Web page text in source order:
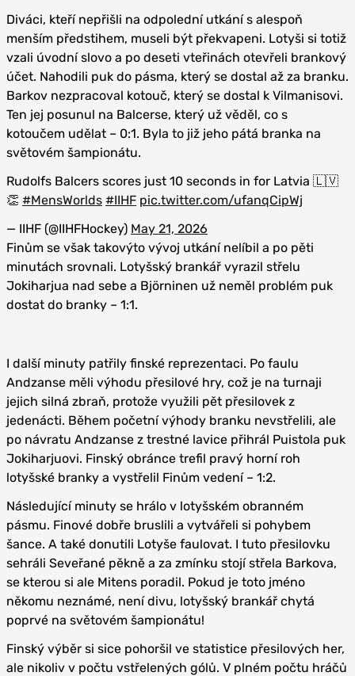
Diváci, kteří nepřišli na odpolední utkání s alespoň
menším předstihem, museli být překvapeni. Lotyši si totiž
vzali úvodní slovo a po deseti vteřinách otevřeli brankový
účet. Nahodili puk do pásma, který se dostal až za branku.
Barkov nezpracoval kotouč, který se dostal k Vilmanisovi.
Ten jej posunul na Balcerse, který už věděl, co s
kotoučem udělat – 0:1. Byla to již jeho pátá branka na
světovém šampionátu.
Rudolfs Balcers scores just 10 seconds in for Latvia 🇱🇻
👏 #MensWorlds #IIHF pic.twitter.com/ufanqCipWj
— IIHF (@IIHFHockey) May 21, 2026
Finům se však takovýto vývoj utkání nelíbil a po pěti
minutách srovnali. Lotyšský brankář vyrazil střelu
Jokiharjua nad sebe a Björninen už neměl problém puk
dostat do branky – 1:1.
I další minuty patřily finské reprezentaci. Po faulu
Andzanse měli výhodu přesilové hry, což je na turnaji
jejich silná zbraň, protože využili pět přesilovek z
jedenácti. Během početní výhody branku nevstřelili, ale
po návratu Andzanse z trestné lavice přihrál Puistola puk
Jokiharjuovi. Finský obránce trefil pravý horní roh
lotyšské branky a vystřelil Finům vedení – 1:2.
Následující minuty se hrálo v lotyšském obranném
pásmu. Finové dobře bruslili a vytvářeli si pohybem
šance. A také donutili Lotyše faulovat. I tuto přesilovku
sehráli Seveřané pěkně a za zmínku stojí střela Barkova,
se kterou si ale Mitens poradil. Pokud je toto jméno
někomu neznámé, není divu, lotyšský brankář chytá
poprvé na světovém šampionátu!
Finský výběr si sice pohoršil ve statistice přesilových her,
ale nikoliv v počtu vstřelených gólů. V plném počtu hráčů